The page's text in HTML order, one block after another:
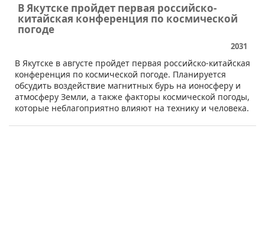
В Якутске пройдет первая российско-
китайская конференция по космической
погоде
2031
В Якутске в августе пройдет первая российско-китайская
конференция по космической погоде. Планируется
обсудить воздействие магнитных бурь на ионосферу и
атмосферу Земли, а также факторы космической погоды,
которые неблагоприятно влияют на технику и человека.